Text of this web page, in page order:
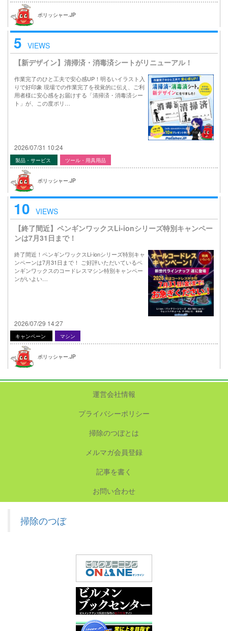
ポリッシャー.JP
5 VIEWS
【新デザイン】清掃済・消毒済シートがリニューアル！
作業完了のひと工夫で安心感UP！明るいイラスト入
りで好印象 現場での作業完了を視覚的に伝え、ご利
用者様に安心感をお届けする「清掃済・消毒済シー
ト」が、この度ポリ…
2026/07/31 10:24
製品・サービス ツール・用具用品
ポリッシャー.JP
10 VIEWS
【終了間近】ペンギンワックスLi-ionシリーズ特別キャンペー
ンは7月31日まで！
終了間近！ペンギンワックスLi-ionシリーズ特別キャ
ンペーンは7月31日まで！ ご好評いただいているペ
ンギンワックスのコードレスマシン特別キャンペー
ンがいよい…
2026/07/29 14:27
キャンペーン マシン
ポリッシャー.JP
運営会社情報
プライバシーポリシー
掃除のつぼとは
メルマガ会員登録
記事を書く
お問い合わせ
掃除のつぼ